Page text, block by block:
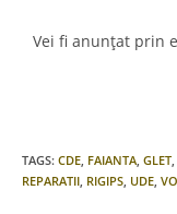
Vei fi anunțat prin
TAGS: CDE, FAIANTA, GLET,
REPARATII, RIGIPS, UDE,